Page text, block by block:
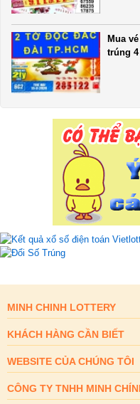
Mua
trúng
MINH CHINH LOTTERY
KHÁCH HÀNG CẦN BIẾT
WEBSITE CỦA CHÚNG TÔI
CÔNG TY TNHH MINH